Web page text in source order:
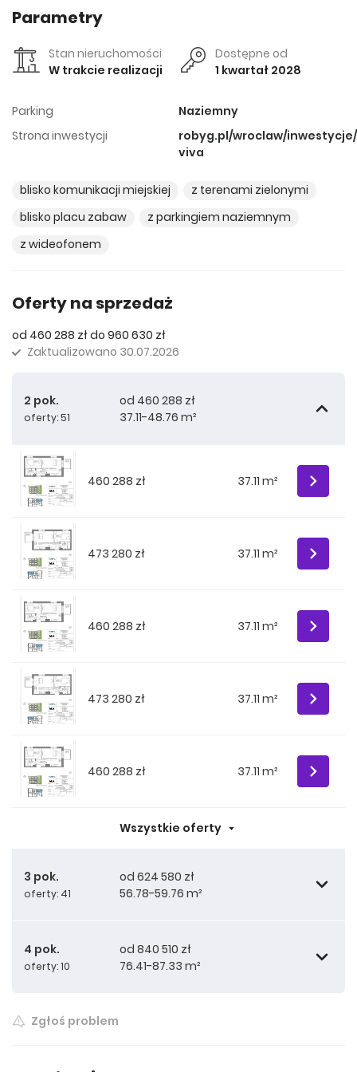
Parametry
Stan nieruchomości
W trakcie realizacji
Dostępne od
1 kwartał 2028
Parking
Naziemny
Strona inwestycji
robyg.pl/wroclaw/
viva
blisko komunikacji miejskiej
z terenami zielonymi
blisko placu zabaw
z parkingiem naziemnym
z wideofonem
Oferty na sprzedaż
od 460 288 zł do 960 630 zł
Zaktualizowano 30.07.2026
2 pok.
oferty: 51
od 460 288 zł
37.11-48.76 m²
460 288 zł 37.11 m²
473 280 zł 37.11 m²
460 288 zł 37.11 m²
473 280 zł 37.11 m²
460 288 zł 37.11 m²
Wszystkie oferty
3 pok.
oferty: 41
od 624 580 zł
56.78-59.76 m²
4 pok.
oferty: 10
od 840 510 zł
76.41-87.33 m²
Zgłoś problem